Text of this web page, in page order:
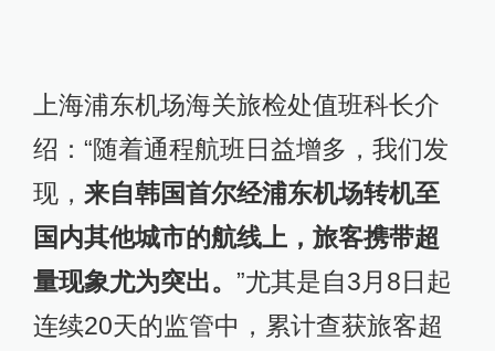
上海浦东机场海关旅检处值班科长介
绍：“随着通程航班日益增多，我们发
现， 来自韩国首尔经浦东机场转机至
国内其他城市的航线上，旅客携带超
量现象尤为突出。 ”尤其是自3月8日起
连续20天的监管中，累计查获旅客超